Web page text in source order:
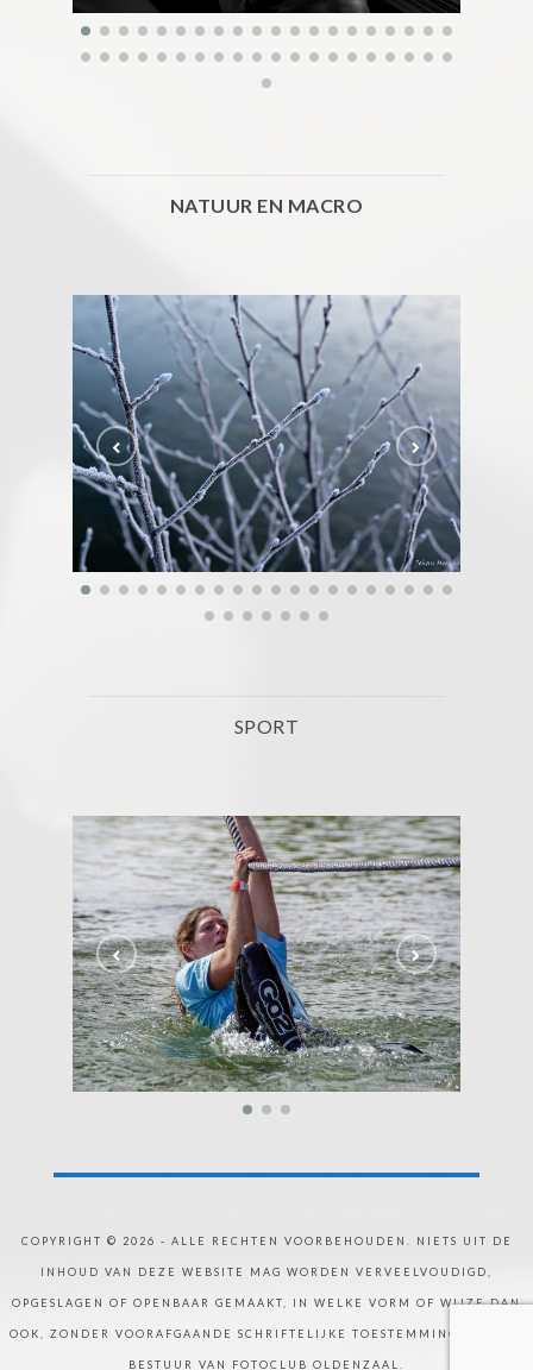
NATUUR EN MACRO
SPORT
_DSC0082-1600px-WEB
COPYRIGHT © 2026 - ALLE RECHTEN VOORBEHOUDEN. NIETS UIT DE
INHOUD VAN DEZE WEBSITE MAG WORDEN VERVEELVOUDIGD,
OPGESLAGEN OF OPENBAAR GEMAAKT, IN WELKE VORM OF WIJZE DAN
OOK, ZONDER VOORAFGAANDE SCHRIFTELIJKE TOESTEMMING VAN HET
BESTUUR VAN FOTOCLUB OLDENZAAL.